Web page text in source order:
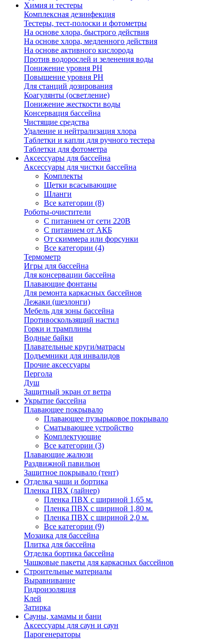
Химия и тестеры
Комплексная дезинфекция
Тестеры, тест-полоски и фотометры
На основе хлора, быстрого действия
На основе хлора, медленного действия
На основе активного кислорода
Против водорослей и зеленения воды
Понижение уровня РН
Повышение уровня РН
Для станций дозирования
Коагулянты (осветление)
Понижение жесткости воды
Консервация бассейна
Чистящие средства
Удаление и нейтрализация хлора
Таблетки и капли для ручного тестера
Таблетки для фотометра
Аксессуары для бассейна
Аксессуары для чистки бассейна
Комплекты
Щетки всасывающие
Шланги
Все категории (8)
Роботы-очистители
С питанием от сети 220В
С питанием от АКБ
От скиммера или форсунки
Все категории (4)
Термометр
Игры для бассейна
Для консервации бассейна
Плавающие фонтаны
Для ремонта каркасных бассейнов
Лежаки (шезлонги)
Мебель для зоны бассейна
Противоскользящий настил
Горки и трамплины
Водные байки
Плавательные круги/матрасы
Подъемники для инвалидов
Прочие аксессуары
Пергола
Душ
Защитный экран от ветра
Укрытие бассейна
Плавающее покрывало
Плавающее пузырьковое покрывало
Сматывающее устройство
Комплектующие
Все категории (3)
Плавающие жалюзи
Раздвижной павильон
Защитное покрывало (тент)
Отделка чаши и бортика
Пленка ПВХ (лайнер)
Пленка ПВХ с шириной 1,65 м.
Пленка ПВХ с шириной 1,80 м.
Пленка ПВХ с шириной 2,0 м.
Все категории (9)
Мозаика для бассейна
Плитка для бассейна
Отделка бортика бассейна
Чашковые пакеты для каркасных бассейнов
Строительные материалы
Выравнивание
Гидроизоляция
Клей
Затирка
Сауны, хамамы и бани
Аксессуары для саун и саун
Парогенераторы